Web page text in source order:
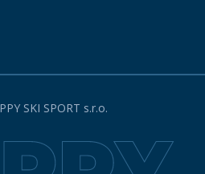
SKI SPORT s.r.o.